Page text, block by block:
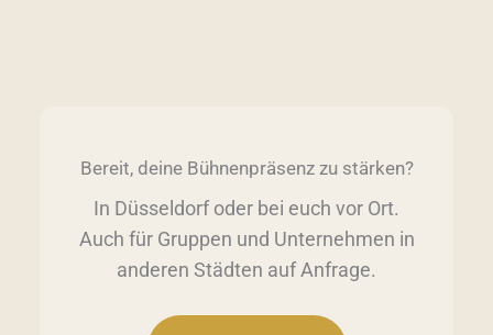
Bereit, deine Bühnenpräsenz zu stärken?
In Düsseldorf oder bei euch vor Ort.
Auch für Gruppen und Unternehmen in
anderen Städten auf Anfrage.